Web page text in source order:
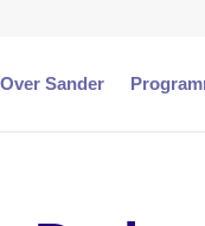
Over Sander